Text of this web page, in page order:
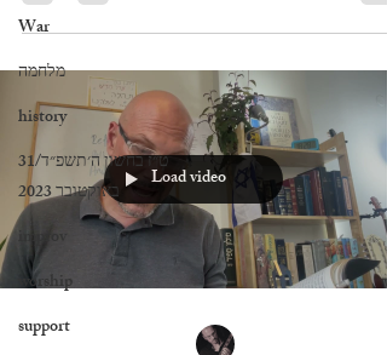
War
מלחמה
history
‏ט״ז בחשון ה׳תשפ״ד/31
באוקטובר 2023
improv
worship
support
Load video